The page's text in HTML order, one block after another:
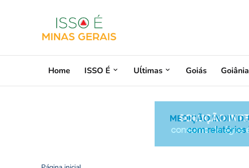
Home ISSO É Uĺtimas Goiás Goiânia